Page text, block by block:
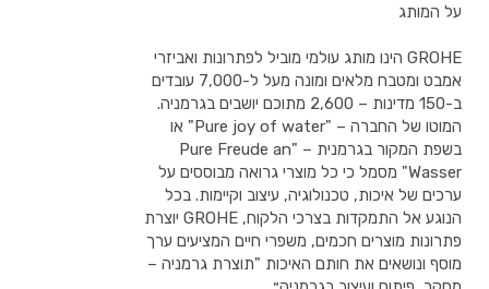
על המותג
GROHE הינו מותג עולמי מוביל לפתרונות ואביזרי
אמבט ומטבח מלאים ומונה מעל ל-7,000 עובדים
ב-150 מדינות – 2,600 מתוכם יושבים בגרמניה.
המוטו של החברה – "Pure joy of water" או
בשפת המקור בגרמנית – "Pure Freude an
Wasser" מסמל כי כל מוצרי גרואה מבוססים על
ערכים של איכות, טכנולוגיה, עיצוב וקיימות. בכל
הנוגע אל התמקדות בצרכי הלקוח, GROHE יוצרת
פתרונות מוצרים חכמים, משפרי חיים המציעים ערך
מוסף ונושאים את חותם האיכות "תוצרת גרמניה –